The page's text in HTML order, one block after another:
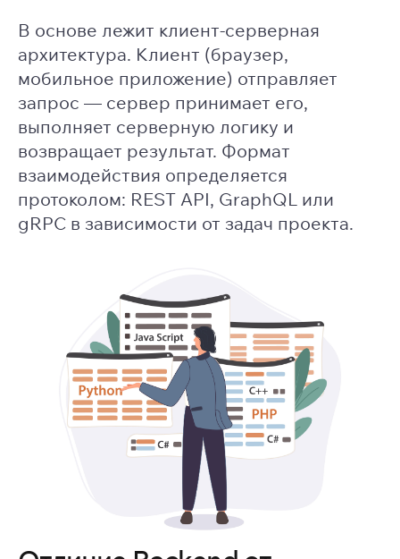
В основе лежит клиент-серверная
архитектура. Клиент (браузер,
мобильное приложение) отправляет
запрос — сервер принимает его,
выполняет серверную логику и
возвращает результат. Формат
взаимодействия определяется
протоколом: REST API, GraphQL или
gRPC в зависимости от задач проекта.